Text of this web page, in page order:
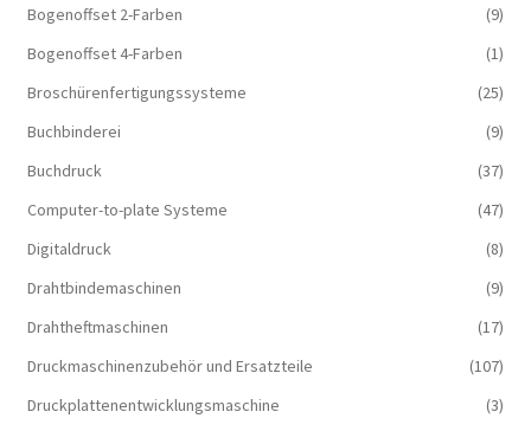
Bogenoffset 2-Farben
(9)
Bogenoffset 4-Farben
(1)
Broschürenfertigungssysteme
(25)
Buchbinderei
(9)
Buchdruck
(37)
Computer-to-plate Systeme
(47)
Digitaldruck
(8)
Drahtbindemaschinen
(9)
Drahtheftmaschinen
(17)
Druckmaschinenzubehör und Ersatzteile
(107)
Druckplattenentwicklungsmaschine
(3)